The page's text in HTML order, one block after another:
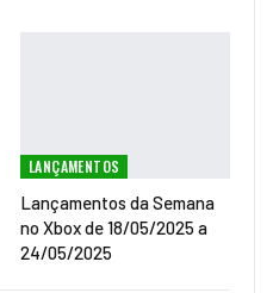
LANÇAMENTOS
Lançamentos da Semana
no Xbox de 18/05/2025 a
24/05/2025